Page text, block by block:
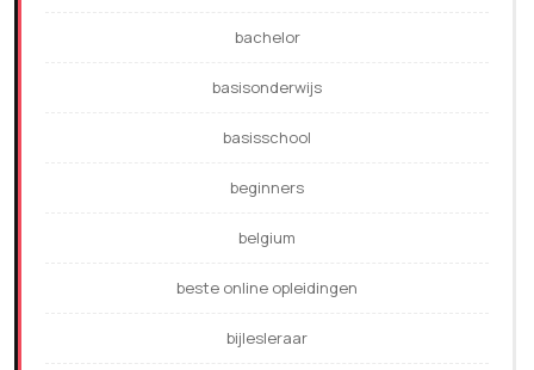
bachelor
basisonderwijs
basisschool
beginners
belgium
beste online opleidingen
bijlesleraar